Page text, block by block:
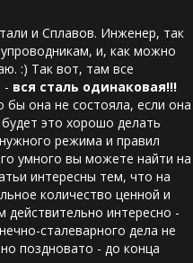
и Сплавов. Инженер, так
и, как можно
:) Так вот, там все
-
вся сталь одинаковая!!!
бы она не состояла, если она
это хорошо делать
режима и правил
умного вы можете найти на
интересны тем, что на
количество ценной и
интересно -
сталеварного дела не
поздновато - до конца